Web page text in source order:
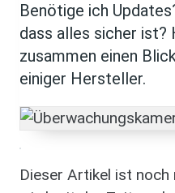
Benötige ich
dass alles sicher
zusammen einen
einiger Hersteller.
Dieser Artikel ist